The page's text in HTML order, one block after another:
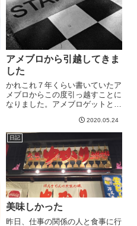
アメブロから引越してきま
した
かれこれ７年くらい書いていたア
メブロからこの度引っ越すことに
なりました。アメブロゲットとい
が、過去の記事で画像切れやリン
ク切れなどがあれば、教えていた
だけるととても嬉しいです＾＾
2020.05.24
日記
美味しかった
昨日、仕事の関係の人と食事に行